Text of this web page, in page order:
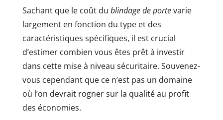
Sachant que le coût du blindage de portevarie
largement en fonction du type et des
caractéristiques spécifiques, il est crucial
d’estimer combien vous êtes prêt à investir
dans cette mise à niveau sécuritaire. Souvenez-
vous cependant que ce n’est pas un domaine
où l’on devrait rogner sur la qualité au profit
des économies.